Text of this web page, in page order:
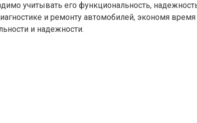
учитывать его функциональность,
и ремонту автомобилей, экономя
и надежности.